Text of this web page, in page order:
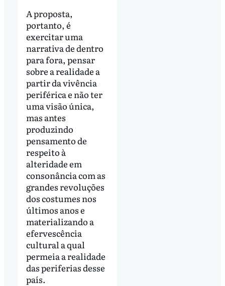
A proposta,
portanto, é
exercitar uma
narrativa de dentro
para fora, pensar
sobre a realidade a
partir da vivência
periférica e não ter
uma visão única,
mas antes
produzindo
pensamento de
respeito à
alteridade em
consonância com as
grandes revoluções
dos costumes nos
últimos anos e
materializando a
efervescência
cultural a qual
permeia a realidade
das periferias desse
país.